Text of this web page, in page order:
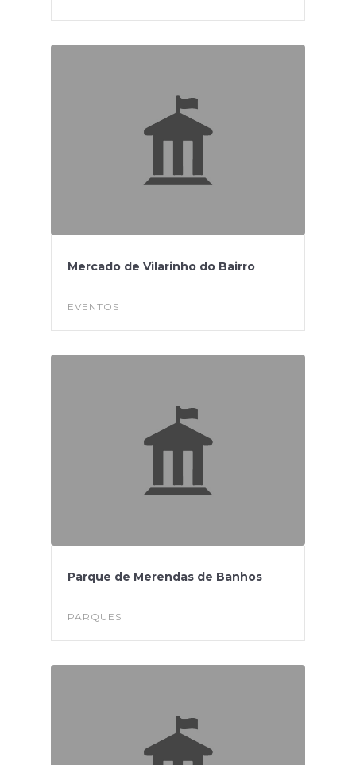
Mercado de Vilarinho do Bairro
EVENTOS
Parque de Merendas de Banhos
PARQUES